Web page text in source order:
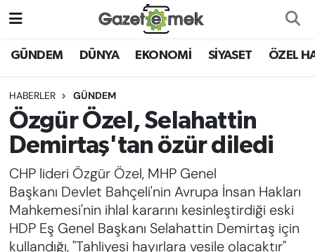
GÜNDEM DÜNYA EKONOMİ SİYASET ÖZEL
HABERLER GÜNDEM
Özgür Özel, Selahattin
Demirtaş'tan özür diledi
CHP lideri Özgür Özel, MHP Genel
Başkanı Devlet Bahçeli'nin Avrupa İnsan Hakları
Mahkemesi'nin ihlal kararını kesinleştirdiği eski
HDP Eş Genel Başkanı Selahattin Demirtaş için
kullandığı, "Tahliyesi hayırlara vesile olacaktır"
DÜNYA
EKONOMİ
EMEK HABERLERİ
YENİ MEDYADA EMEK
GAZETECİLİĞİNİ GELİŞTİRMEK
FAYDALI BİLGİLER
Nöbetçi Eczaneler
Hava Durumu
İstanbul Namaz Vakitleri
Trafik Durumu
Süper Lig Puan Durumu ve Fikstür
Tüm Manşetler